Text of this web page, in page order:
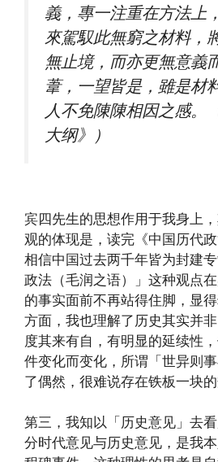
義，專一注重在方法上
來駕馭此無窮之材料，
無止境，而亦更無意義
葦，一望皆是，雖是材
人不免陳陳相因之感。
大纲》）
宾四先生的思想作用于我身上
观的体现是，读完《中国历代
相信中国过去两千年皆为封建
政法（毛润之语）」这种观点
的事实面前不再站得住脚，显
方面，我也理解了历史其实并
度其来有自，有明显的延续性
件变化而变化，所谓「世异则
了偶然，很难说存在铁板一块的
第三，我知以「历史意见」去
分时代意见与历史意见，是我